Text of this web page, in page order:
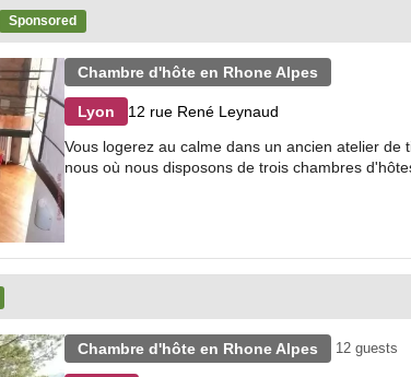
Sponsored
Chambre d'hôte en Rhone Alpes
Lyon 12 rue René Leynaud
Vous logerez au calme dans un ancien atelier
nous où nous disposons de trois chambres
Chambre d'hôte en Rhone Alpes 12 guests